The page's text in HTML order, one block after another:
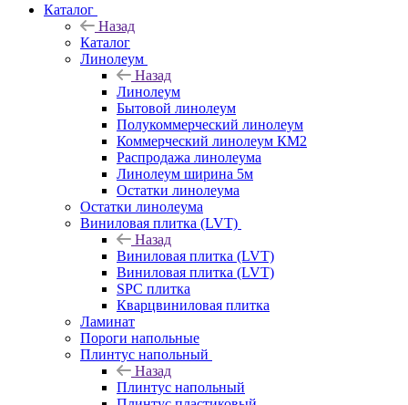
Каталог
Назад
Каталог
Линолеум
Назад
Линолеум
Бытовой линолеум
Полукоммерческий линолеум
Коммерческий линолеум КМ2
Распродажа линолеума
Линолеум ширина 5м
Остатки линолеума
Остатки линолеума
Виниловая плитка (LVT)
Назад
Виниловая плитка (LVT)
Виниловая плитка (LVT)
SPC плитка
Кварцвиниловая плитка
Ламинат
Пороги напольные
Плинтус напольный
Назад
Плинтус напольный